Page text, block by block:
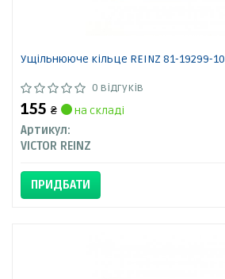
Ущільнююче кільце REINZ 81-19299-10
0 відгуків
155 ₴
на складі
Артикул:
VICTOR REINZ
ПРИДБАТИ